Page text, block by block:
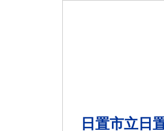
日置市立日